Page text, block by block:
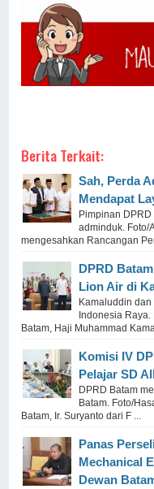
Berita Terkait:
Sah, Perda
Mendapat
Pimpinan
adminduk. Foto/
mengesahkan Rancangan
DPRD
Lion Air di
Kamaluddin
Indonesia
Batam, Haji Muhammad
Komisi IV
Pelajar SD
DPRD Batam
Batam. Foto/
Batam, Ir. Suryanto dari F ...
Panas
Mechanical
Dewan